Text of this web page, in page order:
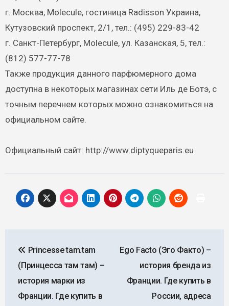
г. Москва, Molecule, гостиница Radisson Украина,
Кутузовский проспект, 2/1, тел.: (495) 229-83-42
г. Санкт-Петербург, Molecule, ул. Казанская, 5, тел.:
(812) 577-77-78
Также продукция данного парфюмерного дома
доступна в некоторых магазинах сети Иль де Ботэ, с
точным перечнем которых можно ознакомиться на
официальном сайте.
Официальный сайт: http://www.diptyqueparis.eu
по
записям
Princesse tam.tam
(Принцесса там там) –
история марки из
Франции. Где купить в
Ego Facto (Эго Факто) –
история бренда из
Франции. Где купить в
России, адреса